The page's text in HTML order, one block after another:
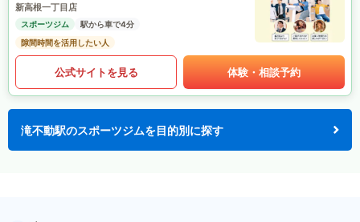
新高根一丁目店
スポーツジム
駅から車で4分
隙間時間を活用したい人
公式サイトを見る 体験・相談予約
滝不動駅のスポーツジムを目的別に探す